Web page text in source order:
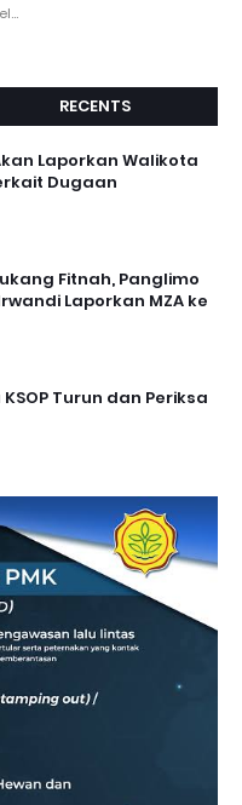
RECENTS
Laporkan Walikota
Dugaan
Fitnah, Panglimo
Laporkan MZA ke
Turun dan Periksa